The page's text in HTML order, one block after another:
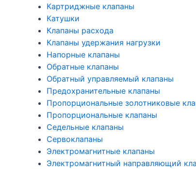
Картриджные клапаны
Катушки
Клапаны расхода
Клапаны удержания нагрузки
Напорные клапаны
Обратные клапаны
Обратный управляемый клапаны
Предохранительные клапаны
Пропорциональные золотниковые
Пропорциональные клапаны
Седельные клапаны
Сервоклапаны
Электромагнитные клапаны
Электромагнитный направляющий